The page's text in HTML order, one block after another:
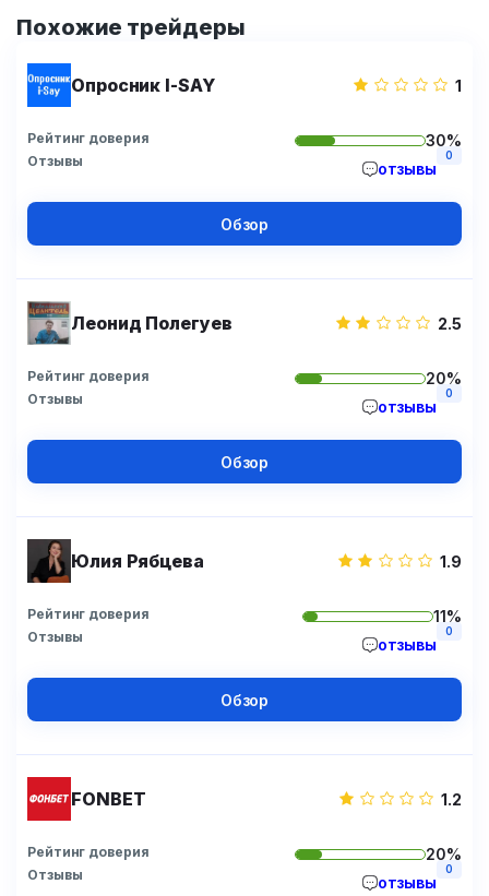
Похожие трейдеры
Опросник I-SAY 1
Рейтинг доверия 30%
Отзывы отзывы
0
Обзор
Леонид Полегуев 2.5
Рейтинг доверия 20%
Отзывы отзывы
0
Обзор
Юлия Рябцева 1.9
Рейтинг доверия 11%
Отзывы отзывы
0
Обзор
FONBET 1.2
Рейтинг доверия 20%
Отзывы отзывы
0